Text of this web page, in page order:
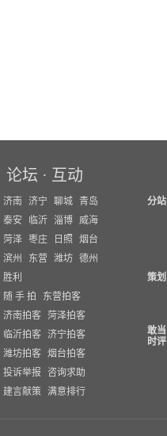
论坛 · 互动
济南 济宁 聊城 青岛
泰安
临沂 淄博 威海
菏泽 枣庄 日照
烟台
滨州
东营 潍坊 德州
胜利
随 手 拍
东营拍客
济南拍客 菏泽拍客
临沂拍客 济宁拍客
潍坊拍客 烟台拍客
投诉举报
咨询求助
建言献策 满意排行
分站
策划
敢当
时评